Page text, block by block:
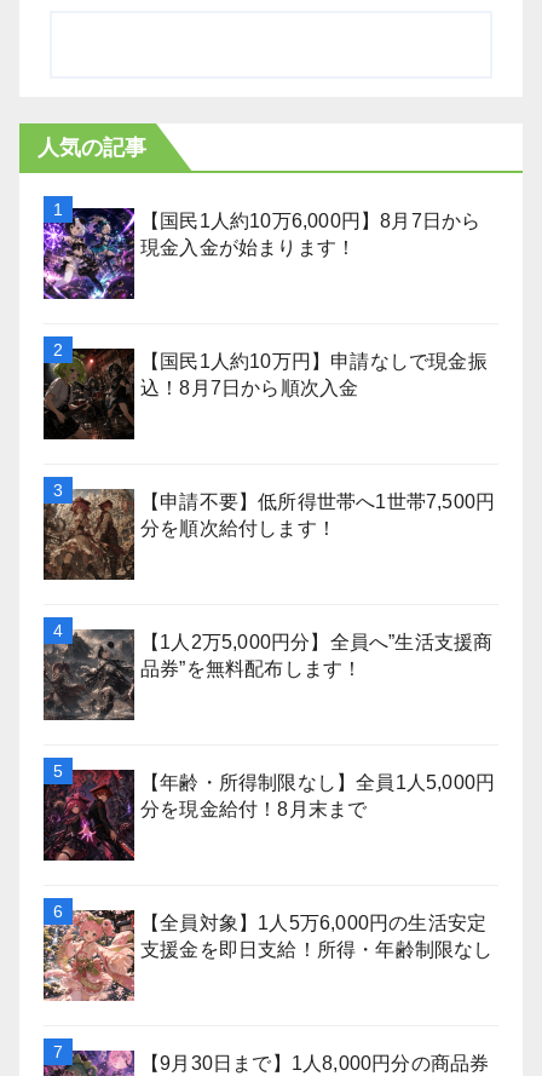
人気の記事
【国民1人約10万6,000円】8月7日から
現金入金が始まります！
【国民1人約10万円】申請なしで現金振
込！8月7日から順次入金
【申請不要】低所得世帯へ1世帯7,500円
分を順次給付します！
【1人2万5,000円分】全員へ”生活支援商
品券”を無料配布します！
【年齢・所得制限なし】全員1人5,000円
分を現金給付！8月末まで
【全員対象】1人5万6,000円の生活安定
支援金を即日支給！所得・年齢制限なし
【9月30日まで】1人8,000円分の商品券